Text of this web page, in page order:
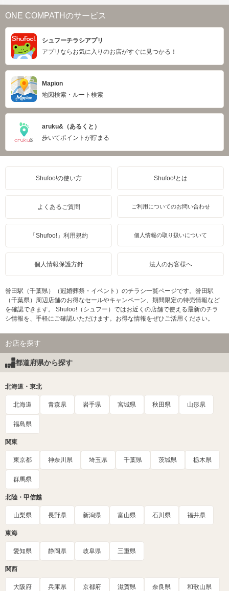
ONE COMPATHのサービス
シュフーチラシアプリ
アプリならお気に入りのお店がすぐに見つかる！
Mapion
地図検索・ルート検索
aruku&（あるくと）
歩いてポイントが貯まる
Shufoo!の使い方 Shufoo!とは
よくあるご質問 ご利用についてのお問い合わせ
「Shufoo!」利用規約 個人情報の取り扱いについて
個人情報保護方針 法人のお客様へ
誉田駅（千葉県）（冠婚葬祭・イベント）のチラシ一覧ページです。誉田駅
（千葉県）周辺店舗のお得なセールやキャンペーン、期間限定の特売情報など
を確認できます。 Shufoo!（シュフー）ではお近くの店舗で使える最新のチラ
シ情報を、手軽にご確認いただけます。お得な情報をぜひご活用ください。
お店を探す
都道府県から探す
北海道・東北
北海道 青森県 岩手県 宮城県 秋田県 山形県
福島県
関東
東京都 神奈川県 埼玉県 千葉県 茨城県 栃木県
群馬県
北陸・甲信越
山梨県 長野県 新潟県 富山県 石川県 福井県
東海
愛知県 静岡県 岐阜県 三重県
関西
大阪府 兵庫県 京都府 滋賀県 奈良県 和歌山県